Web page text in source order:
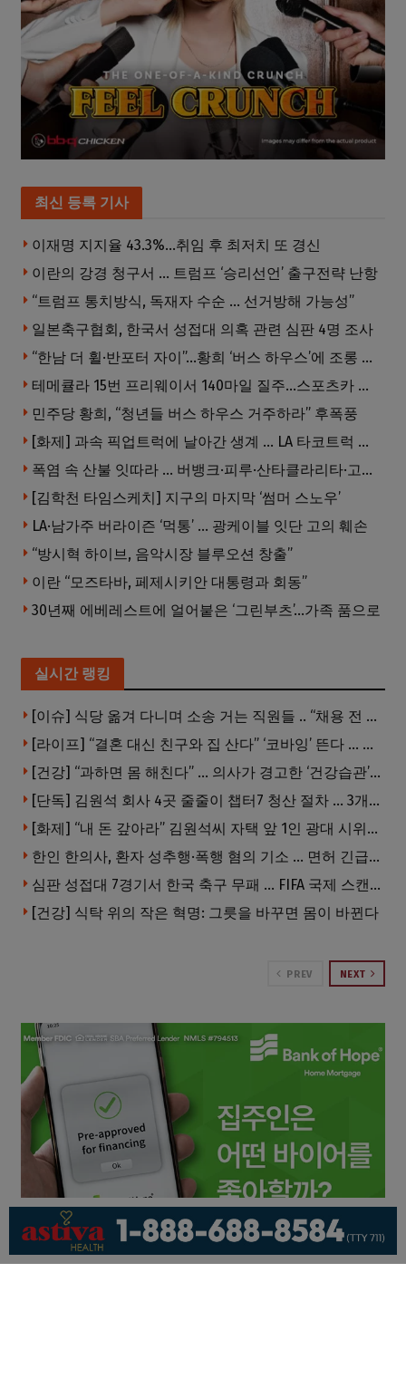
최신 등록 기사
이재명 지지율 43.3%…취임 후 최저치 또 경신
이란의 강경 청구서 … 트럼프 ‘승리선언’ 출구전략 난항
“트럼프 통치방식, 독재자 수순 … 선거방해 가능성”
일본축구협회, 한국서 성접대 의혹 관련 심판 4명 조사
“한남 더 휠·반포터 자이”…황희 ‘버스 하우스’에 조롱 쏟아져
테메큘라 15번 프리웨이서 140마일 질주…스포츠카 압수
민주당 황희, “청년들 버스 하우스 거주하라” 후폭풍
[화제] 과속 픽업트럭에 날아간 생계 … LA 타코트럭 일가족 3명 부상
폭염 속 산불 잇따라 … 버뱅크·피루·산타클라리타·고먼 잇단 산불
[김학천 타임스케치] 지구의 마지막 ‘썸머 스노우’
LA·남가주 버라이즌 ‘먹통’ … 광케이블 잇단 고의 훼손
“방시혁 하이브, 음악시장 블루오션 창출”
이란 “모즈타바, 페제시키안 대통령과 회동”
30년째 에베레스트에 얼어붙은 ‘그린부츠’…가족 품으로
실시간 랭킹
[이슈] 식당 옮겨 다니며 소송 거는 직원들 .. “채용 전 반드시 확인해야”
[라이프] “결혼 대신 친구와 집 산다” ‘코바잉’ 뜬다 … 내 집 마련 공식 바뀌었다
[건강] “과하면 몸 해친다” … 의사가 경고한 ‘건강습관’ 5가지
[단독] 김원석 회사 4곳 줄줄이 챕터7 청산 절차 … 3개 법인 같은 날 동시 파산 신청
[화제] “내 돈 갚아라” 김원석씨 자택 앞 1인 광대 시위 … 한인 투자사, “108만 달러 못받아”
한인 한의사, 환자 성추행·폭행 혐의 기소 … 면허 긴급정지
심판 성접대 7경기서 한국 축구 무패 … FIFA 국제 스캔들 번지나
[건강] 식탁 위의 작은 혁명: 그릇을 바꾸면 몸이 바뀐다
PREV NEXT